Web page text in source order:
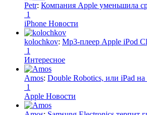
Petr: Компания Apple уменьшила
1
iPhone Новости
kolochkov: Mp3-плеер Apple iPod
1
Интересное
Amos: Double Robotics, или iPad
1
Apple Новости